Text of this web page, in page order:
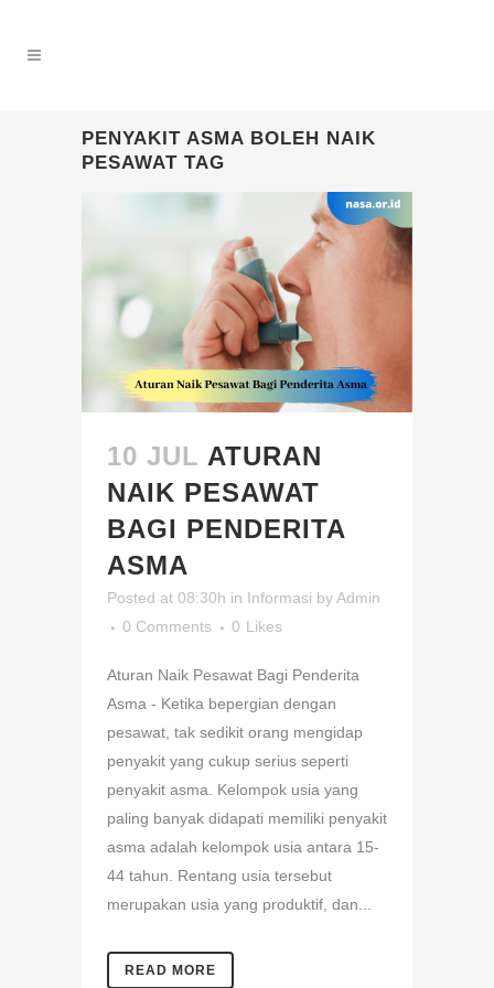
PENYAKIT ASMA BOLEH NAIK
PESAWAT TAG
10 JUL ATURAN
NAIK PESAWAT
BAGI PENDERITA
ASMA
Posted at 08:30h in Informasi byAdmin
0 Comments
0 Likes
Aturan Naik Pesawat Bagi Penderita
Asma - Ketika bepergian dengan
pesawat, tak sedikit orang mengidap
penyakit yang cukup serius seperti
penyakit asma. Kelompok usia yang
paling banyak didapati memiliki penyakit
asma adalah kelompok usia antara 15-
44 tahun. Rentang usia tersebut
merupakan usia yang produktif, dan...
READ MORE